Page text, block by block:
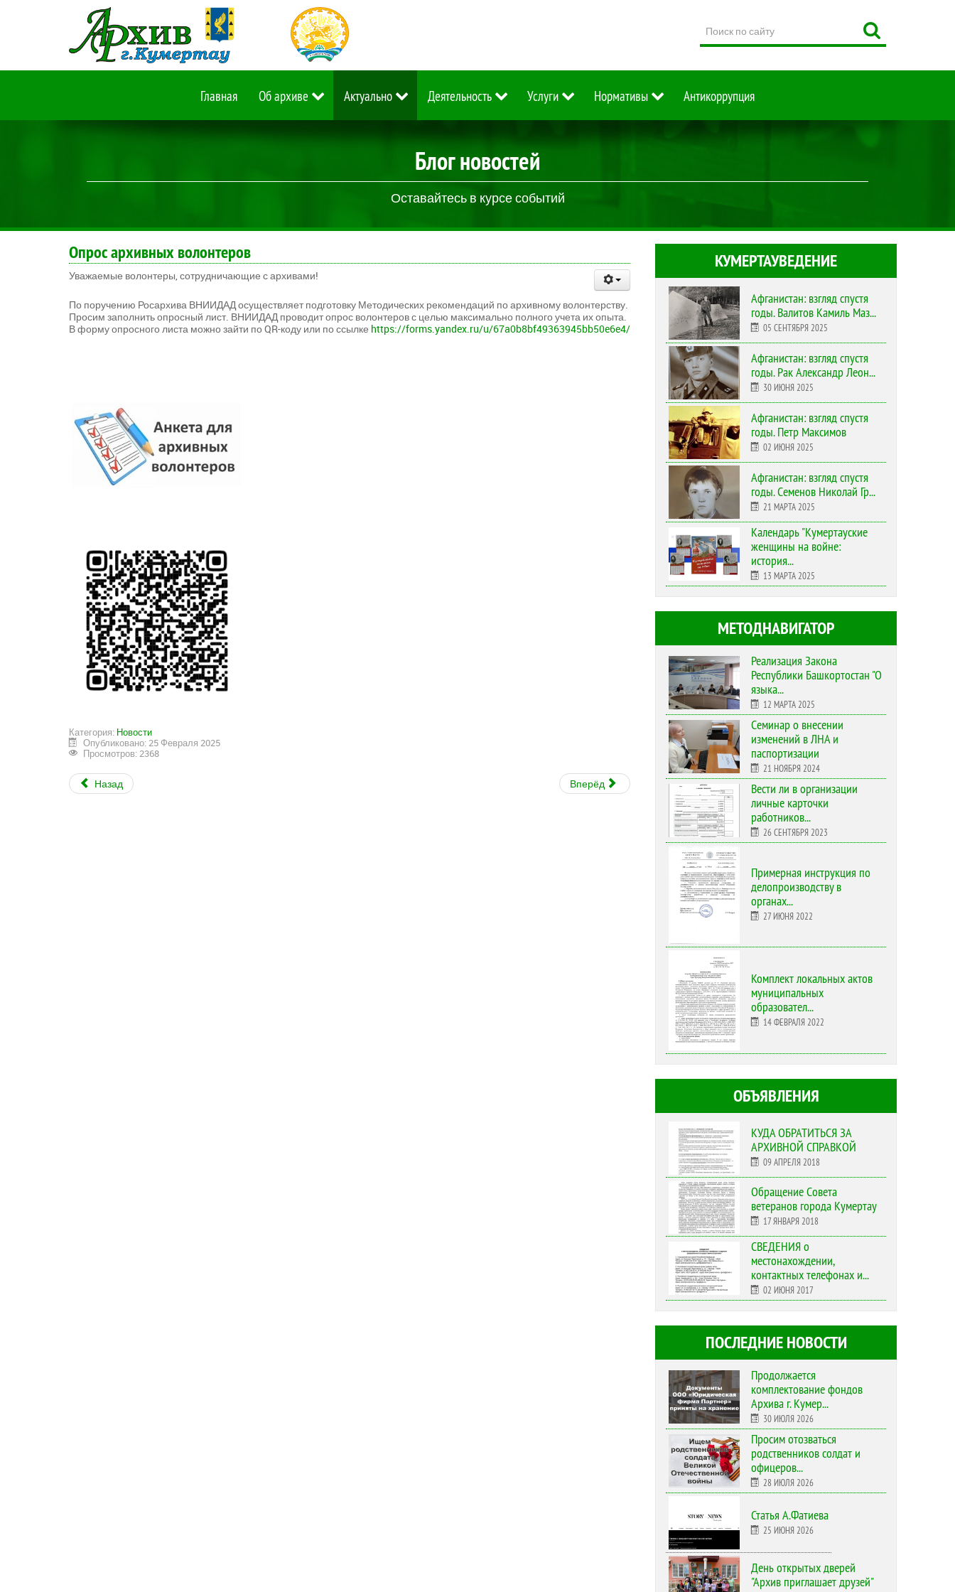
по
сайту
Главная Об архиве Актуально Деятельность Услуги Нормативы Антикоррупция
Блог новостей
Оставайтесь в курсе событий
Опрос архивных волонтеров
Уважаемые волонтеры, сотрудничающие с архивами!
По поручению Росархива ВНИИДАД осуществляет подготовку Методических рекомендаций по архивному волонтерству.
Просим заполнить опросный лист. ВНИИДАД проводит опрос волонтеров с целью максимально полного учета их опыта.
В форму опросного листа можно зайти по QR-коду или по ссылке https://forms.yandex.ru/u/67a0b8bf49363945bb50e6e4/
Категория: Новости
Опубликовано: 25 Февраля 2025
Просмотров: 2368
Назад Вперёд
КУМЕРТАУВЕДЕНИЕ
Афганистан: взгляд спустя
годы. Валитов Камиль Маз...
05 СЕНТЯБРЯ 2025
Афганистан: взгляд спустя
годы. Рак Александр Леон...
30 ИЮНЯ 2025
Афганистан: взгляд спустя
годы. Петр Максимов
02 ИЮНЯ 2025
Афганистан: взгляд спустя
годы. Семенов Николай Гр...
21 МАРТА 2025
Календарь "Кумертауские
женщины на войне:
история...
13 МАРТА 2025
МЕТОДНАВИГАТОР
Реализация Закона
Республики Башкортостан "О
языка...
12 МАРТА 2025
Cеминар о внесении
изменений в ЛНА и
паспортизации
21 НОЯБРЯ 2024
Вести ли в организации
личные карточки
работников...
26 СЕНТЯБРЯ 2023
Примерная инструкция по
делопроизводству в
органах...
27 ИЮНЯ 2022
Комплект локальных актов
муниципальных
образовател...
14 ФЕВРАЛЯ 2022
ОБЪЯВЛЕНИЯ
КУДА ОБРАТИТЬСЯ ЗА
АРХИВНОЙ СПРАВКОЙ
09 АПРЕЛЯ 2018
Обращение Совета
ветеранов города Кумертау
17 ЯНВАРЯ 2018
СВЕДЕНИЯ о
местонахождении,
контактных телефонах и...
02 ИЮНЯ 2017
ПОСЛЕДНИЕ НОВОСТИ
Продолжается
комплектование фондов
Архива г. Кумер...
30 ИЮЛЯ 2026
Просим отозваться
родственников солдат и
офицеров...
28 ИЮЛЯ 2026
Статья А.Фатиева
25 ИЮНЯ 2026
День открытых дверей
"Архив приглашает друзей"